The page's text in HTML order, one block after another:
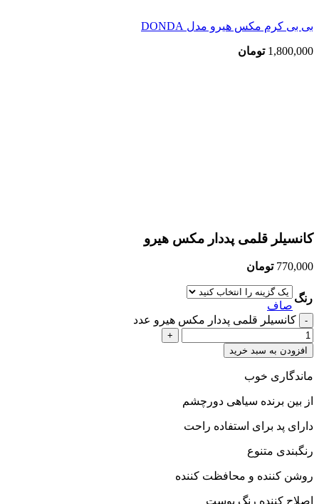
بی بی کرم مکس هیرو مدل DONDA
1,800,000 تومان
کانسیلر قلمی پددار مکس هیرو
770,000 تومان
رنگ
صاف
کانسیلر قلمی پددار مکس هیرو عدد
افزودن به سبد خرید
ماندگاری خوب
از بین برنده سیاهی دورچشم
دارای پد برای استفاده راحت
رنگبندی متنوع
روشن کننده و محافظت کننده
اصلاح کننده رنگ پوست